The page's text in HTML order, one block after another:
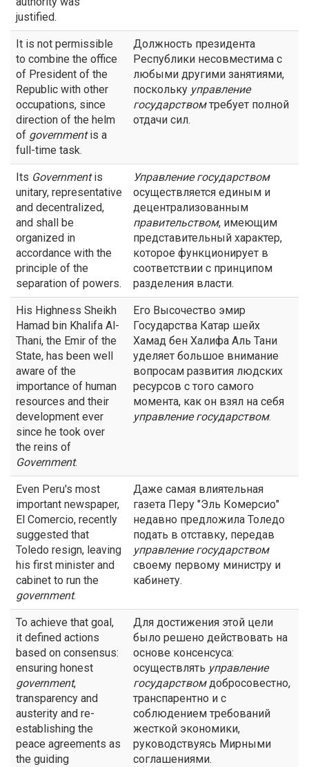
justified.
It is not permissible
to combine the office
of President of the
Republic with other
occupations, since
direction of the helm
of governmentis a
full-time task.
Должность президента
Республики несовместима с
любыми другими занятиями,
поскольку управление
государствомтребует полной
отдачи сил.
Its Governmentis
unitary, representative
and decentralized,
and shall be
organized in
accordance with the
principle of the
separation of powers.
Управление государством
осуществляется единым и
децентрализованным
правительством, имеющим
представительный характер,
которое функционирует в
соответствии с принципом
разделения власти.
His Highness Sheikh
Hamad bin Khalifa Al-
Thani, the Emir of the
State, has been well
aware of the
importance of human
resources and their
development ever
since he took over
the reins of
Government.
Его Высочество эмир
Государства Катар шейх
Хамад бен Халифа Аль Тани
уделяет большое внимание
вопросам развития людских
ресурсов с того самого
момента, как он взял на себя
управлениегосударством.
Even Peru's most
important newspaper,
El Comercio, recently
suggested that
Toledo resign, leaving
his first minister and
cabinet to run the
government.
Даже самая влиятельная
газета Перу "Эль Комерсио"
недавно предложила Толедо
подать в отставку, передав
управлениегосударством
своему первому министру и
кабинету.
To achieve that goal,
it defined actions
based on consensus:
ensuring honest
government,
transparency and
austerity and re-
establishing the
peace agreements as
the guiding
Для достижения этой цели
было решено действовать на
основе консенсуса:
осуществлять управление
государствомдобросовестно,
транспарентно и с
соблюдением требований
жесткой экономики,
руководствуясь Мирными
соглашениями.